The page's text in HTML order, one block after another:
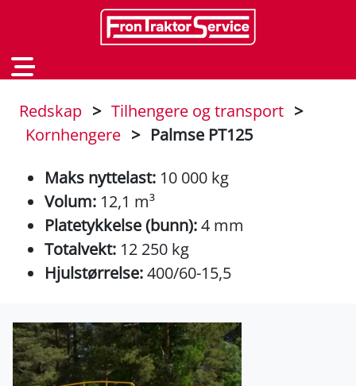
Redskap > Tilhengere og transport >
Kornhengere > Palmse PT125
Maks nyttelast: 10 000 kg
Volum: 12,1 m³
Platetykkelse (bunn):4 mm
Totalvekt: 12 250 kg
Hjulstørrelse:400/60-15,5